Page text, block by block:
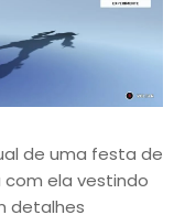
de uma festa de
ela vestindo
detalhes